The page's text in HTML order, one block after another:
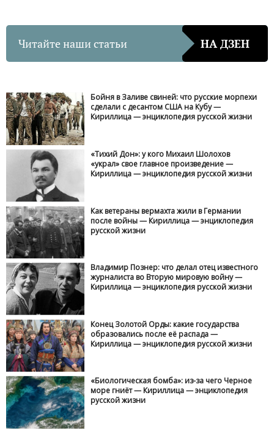
Читайте наши статьи НА ДЗЕН
Бойня в Заливе свиней: что русские морпехи
сделали с десантом США на Кубу —
Кириллица — энциклопедия русской жизни
«Тихий Дон»: у кого Михаил Шолохов
«украл» свое главное произведение —
Кириллица — энциклопедия русской жизни
Как ветераны вермахта жили в Германии
после войны — Кириллица — энциклопедия
русской жизни
Владимир Познер: что делал отец известного
журналиста во Вторую мировую войну —
Кириллица — энциклопедия русской жизни
Конец Золотой Орды: какие государства
образовались после её распада —
Кириллица — энциклопедия русской жизни
«Биологическая бомба»: из-за чего Черное
море гниёт — Кириллица — энциклопедия
русской жизни